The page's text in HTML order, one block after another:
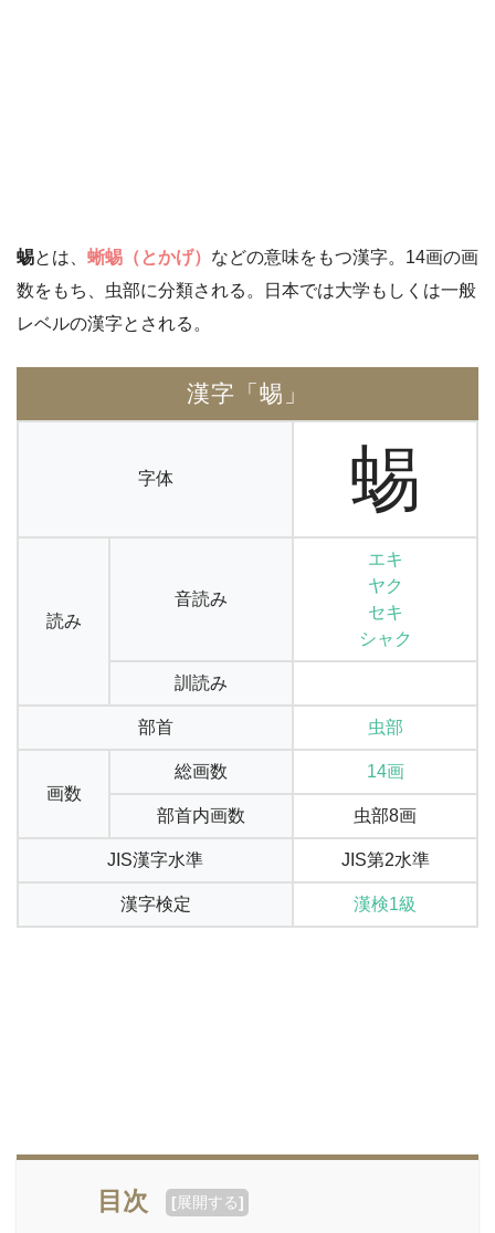
蜴とは、 蜥蜴（とかげ） などの意味をもつ漢字。14画の画
数をもち、虫部に分類される。日本では大学もしくは一般
レベルの漢字とされる。
漢字「蜴」
字体 蜴
読み
音読み
エキ
ヤク
セキ
シャク
訓読み
部首 虫部
画数
総画数 14画
部首内画数 虫部8画
JIS漢字水準 JIS第2水準
漢字検定 漢検1級
目次 [展開する]